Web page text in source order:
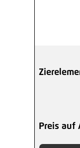
Preis auf